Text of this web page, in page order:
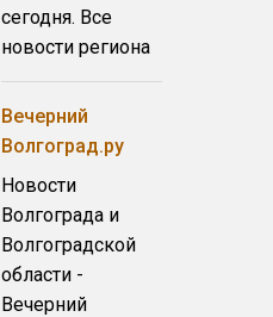
сегодня. Все
новости региона
Вечерний
Волгоград.ру
Новости
Волгограда и
Волгоградской
области -
Вечерний